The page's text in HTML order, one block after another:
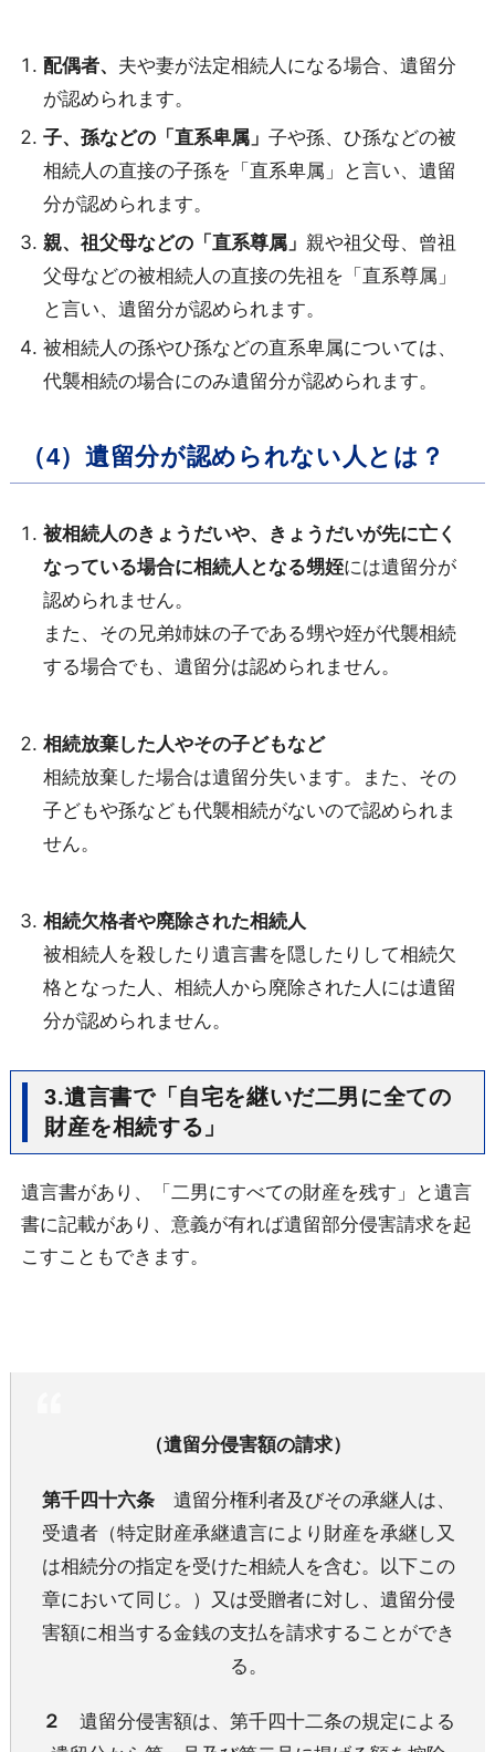
配偶者、 夫や妻が法定相続人になる場合、遺留分
が認められます。
子、孫などの「直系卑属」 子や孫、ひ孫などの被
相続人の直接の子孫を「直系卑属」と言い、遺留
分が認められます。
親、祖父母などの「直系尊属」 親や祖父母、曾祖
父母などの被相続人の直接の先祖を「直系尊属」
と言い、遺留分が認められます。
被相続人の孫やひ孫などの直系卑属については、
代襲相続の場合にのみ遺留分が認められます。
（4）遺留分が認められない人とは？
被相続人のきょうだいや、きょうだいが先に亡く
なっている場合に相続人となる甥姪には遺留分が
認められません。
また、その兄弟姉妹の子である甥や姪が代襲相続
する場合でも、遺留分は認められません。
相続放棄した人やその子どもなど
相続放棄した場合は遺留分失います。また、その
子どもや孫なども代襲相続がないので認められま
せん。
相続欠格者や廃除された相続人
被相続人を殺したり遺言書を隠したりして相続欠
格となった人、相続人から廃除された人には遺留
分が認められません。
3.遺言書で「自宅を継いだ二男に全ての
財産を相続する」
遺言書があり、「二男にすべての財産を残す」と遺言
書に記載があり、意義が有れば遺留部分侵害請求を起
こすこともできます。
（遺留分侵害額の請求）
第千四十六条遺留分権利者及びその承継人は、
受遺者（特定財産承継遺言により財産を承継し又
は相続分の指定を受けた相続人を含む。以下この
章において同じ。）又は受贈者に対し、遺留分侵
害額に相当する金銭の支払を請求することができ
る。
２
遺留分侵害額は、第千四十二条の規定による